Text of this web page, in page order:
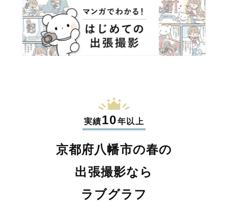
実績10年以上
京都府八幡市の春の
出張撮影なら
ラブグラフ